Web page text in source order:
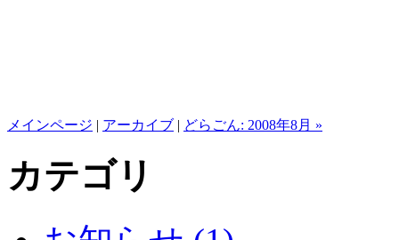
メインページ | アーカイブ | どらごん: 2008年8月 »
カテゴリ